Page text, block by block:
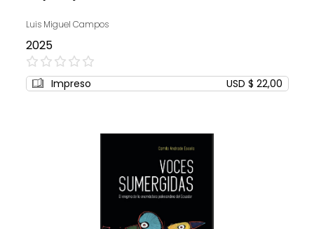
Luis Miguel Campos
2025
0%
Impreso USD $ 22,00